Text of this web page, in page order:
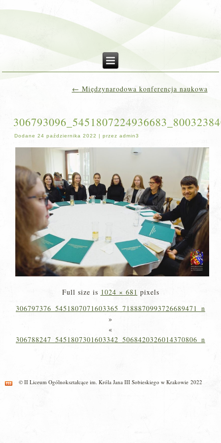
← Międzynarodowa konferencja naukowa
Dodane 24 października 2022 |przez admin3
Full size is 1024 × 681 pixels
306797376_5451807071603365_7188870993726689471_n
»
«
306788247_5451807301603342_5068420326014370806_n
© II Liceum Ogólnokształcące im. Króla Jana III Sobieskiego w Krakowie 2022